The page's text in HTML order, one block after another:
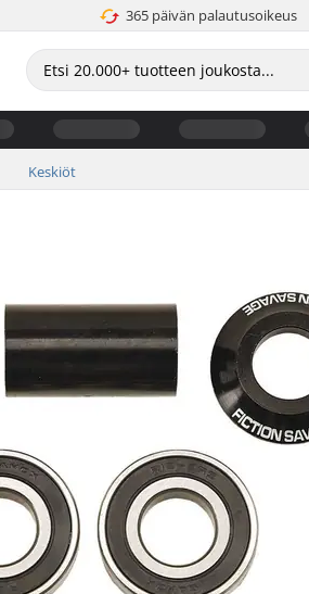
365 päivän palautusoikeus
Keskiöt